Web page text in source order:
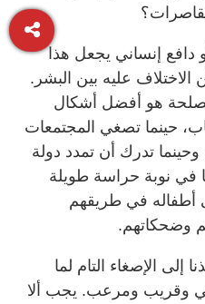
دافع إنساني يجعل هذا
عليه بين البشر.
هو أفضل أشكال
حينما تصغي المجتمعات
تدرك أن تمدد دولة
في نوبة حراسة طويلة
أطفاله في طريقهم
وضحكاتهم.
الإصغاء التام لما
وقريب ومرعب. يجب ألا